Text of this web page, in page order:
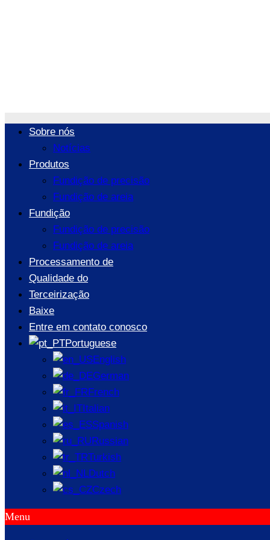
Sobre nós
Notícias
Produtos
Fundição de precisão
Fundição de areia
Fundição
Fundição de precisão
Fundição de areia
Processamento de
Qualidade do
Terceirização
Baixe
Entre em contato conosco
Portuguese
English
German
French
Italian
Spanish
Russian
Turkish
Dutch
Czech
Menu
Aplicação de
Aplicação de peças de fundição